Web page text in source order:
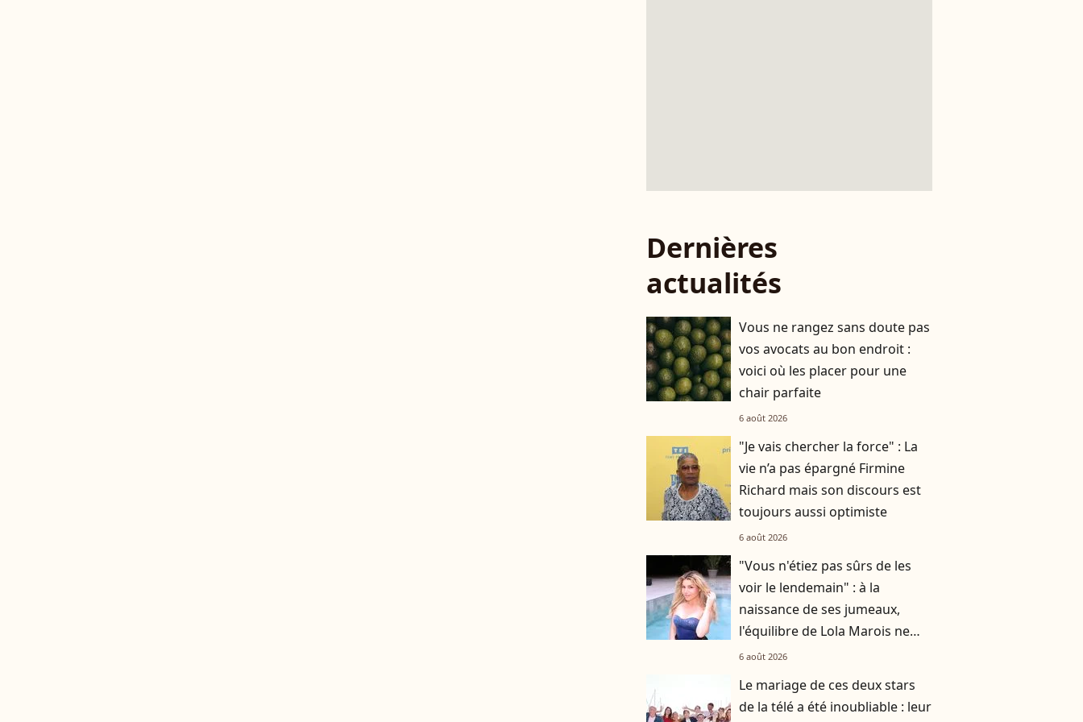
Dernières
actualités
Vous ne rangez sans doute pas
vos avocats au bon endroit :
voici où les placer pour une
chair parfaite
6 août 2026
"Je vais chercher la force" : La
vie n’a pas épargné Firmine
Richard mais son discours est
toujours aussi optimiste
6 août 2026
"Vous n'étiez pas sûrs de les
voir le lendemain" : à la
naissance de ses jumeaux,
l'équilibre de Lola Marois ne
tenait qu'à un fil
6 août 2026
Le mariage de ces deux stars
de la télé a été inoubliable : leur